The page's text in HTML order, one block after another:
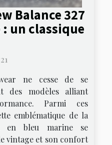
Balance 327
un classique
ne cesse de se
des modèles alliant
Parmi ces
emblématique de la
en bleu marine se
vintage et son confort